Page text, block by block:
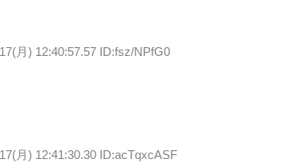
月) 12:40:57.57 ID:fsz/NPfG0
月) 12:41:30.30 ID:acTqxcASF